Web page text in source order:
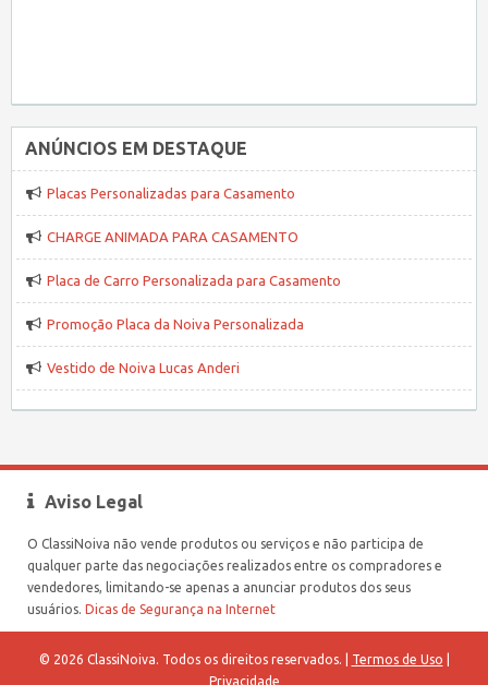
ANÚNCIOS EM DESTAQUE
Placas Personalizadas para Casamento
CHARGE ANIMADA PARA CASAMENTO
Placa de Carro Personalizada para Casamento
Promoção Placa da Noiva Personalizada
Vestido de Noiva Lucas Anderi
Aviso Legal
O ClassiNoiva não vende produtos ou serviços e não participa de
qualquer parte das negociações realizados entre os compradores e
vendedores, limitando-se apenas a anunciar produtos dos seus
usuários. Dicas de Segurança na Internet
© 2026 ClassiNoiva. Todos os direitos reservados. | Termos de Uso
Privacidade